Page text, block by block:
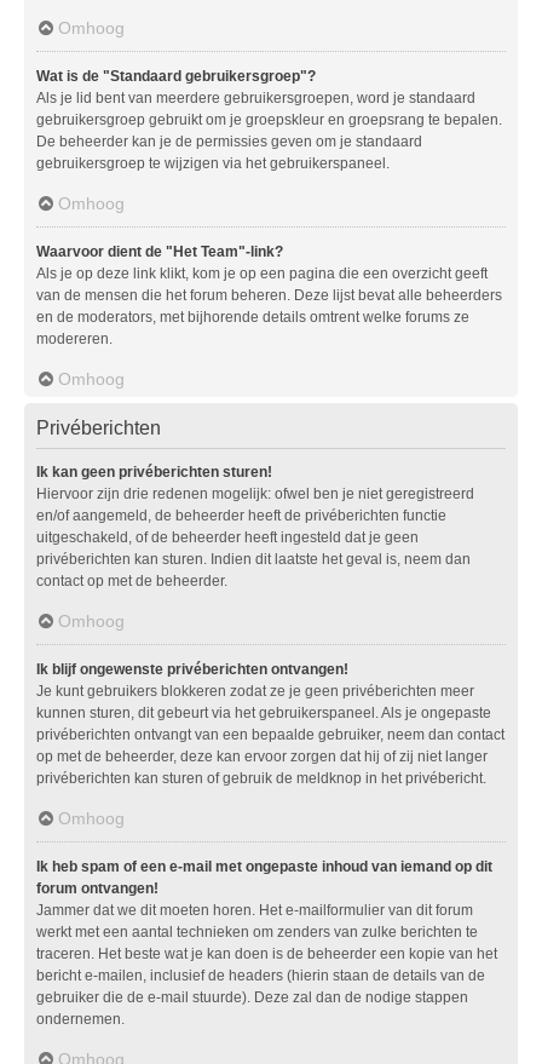
Omhoog
Wat is de "Standaard gebruikersgroep"?
Als je lid bent van meerdere gebruikersgroepen, word je standaard
gebruikersgroep gebruikt om je groepskleur en groepsrang te bepalen.
De beheerder kan je de permissies geven om je standaard
gebruikersgroep te wijzigen via het gebruikerspaneel.
Omhoog
Waarvoor dient de "Het Team"-link?
Als je op deze link klikt, kom je op een pagina die een overzicht geeft
van de mensen die het forum beheren. Deze lijst bevat alle beheerders
en de moderators, met bijhorende details omtrent welke forums ze
modereren.
Omhoog
Privéberichten
Ik kan geen privéberichten sturen!
Hiervoor zijn drie redenen mogelijk: ofwel ben je niet geregistreerd
en/of aangemeld, de beheerder heeft de privéberichten functie
uitgeschakeld, of de beheerder heeft ingesteld dat je geen
privéberichten kan sturen. Indien dit laatste het geval is, neem dan
contact op met de beheerder.
Omhoog
Ik blijf ongewenste privéberichten ontvangen!
Je kunt gebruikers blokkeren zodat ze je geen privéberichten meer
kunnen sturen, dit gebeurt via het gebruikerspaneel. Als je ongepaste
privéberichten ontvangt van een bepaalde gebruiker, neem dan contact
op met de beheerder, deze kan ervoor zorgen dat hij of zij niet langer
privéberichten kan sturen of gebruik de meldknop in het privébericht.
Omhoog
Ik heb spam of een e-mail met ongepaste inhoud van iemand op dit
forum ontvangen!
Jammer dat we dit moeten horen. Het e-mailformulier van dit forum
werkt met een aantal technieken om zenders van zulke berichten te
traceren. Het beste wat je kan doen is de beheerder een kopie van het
bericht e-mailen, inclusief de headers (hierin staan de details van de
gebruiker die de e-mail stuurde). Deze zal dan de nodige stappen
ondernemen.
Omhoog